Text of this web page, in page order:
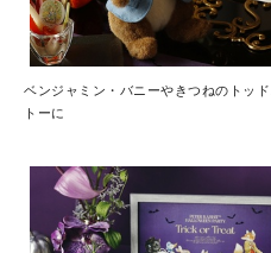
ベンジャミン・バニーやきつねのトッ
トーに